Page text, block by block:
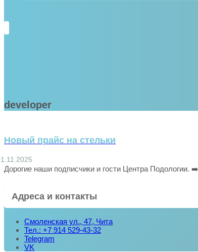
developer
Новый прайс на стельки
Дорогие наши подписчики и гости Центра
Адреса и контакты
Смоленская ул., 47, Чита
Тел.: +7 914 529-43-32
Telegram
VK